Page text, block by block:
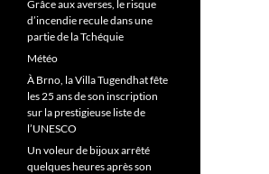
Grâce aux averses, le risque
d’incendie recule dans une
partie de la Tchéquie
Météo
À Brno, la Villa Tugendhat fête
les 25 ans de son inscription
sur la prestigieuse liste de
l’UNESCO
Un voleur de bijoux arrêté
quelques heures après son